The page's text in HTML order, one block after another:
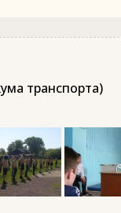
транспорта)